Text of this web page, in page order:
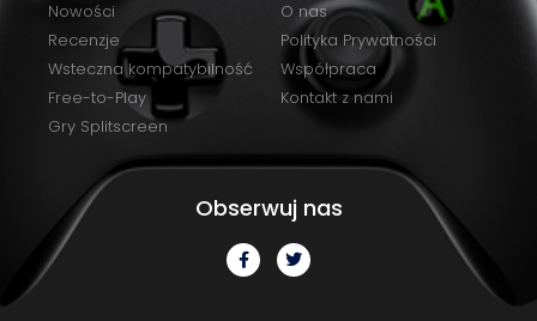
Nowości
Recenzje
Wsteczna kompatybilność
Free-to-Play
Gry Splitscreen
O nas
Polityka Prywatności
Współpraca
Kontakt z nami
Obserwuj nas